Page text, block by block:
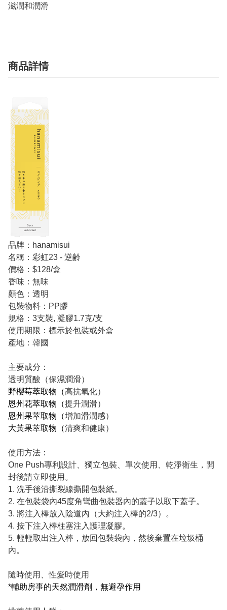
滋潤和潤滑
商品詳情
品牌：hanamisui
名稱：彩虹23 - 逆齢
價格：$128/盒
香味：無味
顏色：透明
包裝物料：PP膠
規格：3支裝, 凝膠1.7克/支
使用期限：標示於包裝或外盒
產地：韓國
主要成分：
透明質酸（保濕潤滑）
野櫻莓萃取物（高抗氧化）
恩州花萃取物（提升潤滑）
恩州果萃取物（增加滑潤感）
大黃果萃取物（清爽和健康）
使用方法：
One Push專利設計、獨立包裝、單次使用、乾淨衛生，開
封後請立即使用。
1. 洗手後沿撕裂線撕開包裝紙。
2. 在包裝袋內45度角彎曲包裝器內的蓋子以取下蓋子。
3. 將注入棒放入陰道內（大約注入棒的2/3）。
4. 按下注入棒柱塞注入護理凝膠。
5. 輕輕取出注入棒，放回包裝袋內，然後棄置在垃圾桶
內。
隨時使用、性愛時使用
*輔助房事的天然潤滑劑，無避孕作用